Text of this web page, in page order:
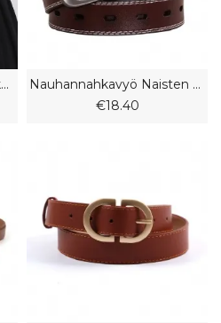
Vyö Naisten Lehmännahka Takkivyö Puku Korsetti Vyö
Nauhannahkavyö Naisten Vyön Pin Solki Muoti Vyötärönauha Rento Farkut Vyö Vyö Sisustus
€18.40